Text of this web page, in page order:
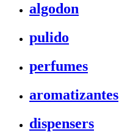
algodon
pulido
perfumes
aromatizantes
dispensers